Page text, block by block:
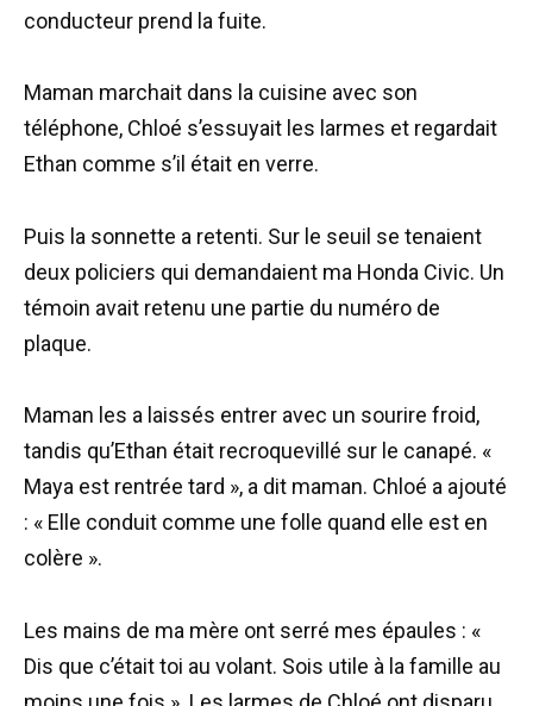
conducteur prend la fuite.
Maman marchait dans la cuisine avec son
téléphone, Chloé s’essuyait les larmes et regardait
Ethan comme s’il était en verre.
Puis la sonnette a retenti. Sur le seuil se tenaient
deux policiers qui demandaient ma Honda Civic. Un
témoin avait retenu une partie du numéro de
plaque.
Maman les a laissés entrer avec un sourire froid,
tandis qu’Ethan était recroquevillé sur le canapé. «
Maya est rentrée tard », a dit maman. Chloé a ajouté
: « Elle conduit comme une folle quand elle est en
colère ».
Les mains de ma mère ont serré mes épaules : «
Dis que c’était toi au volant. Sois utile à la famille au